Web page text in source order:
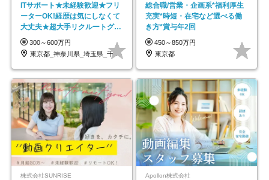
ITサポート★未経験歓迎★フリ
ーターOK!経歴は気にしなくて
大丈夫★超大手リクルートグル
ープの正社員/sg
300～600万円
東京都_神奈川県_埼玉県_千葉県_大阪府…
総合職/営業・企画系*福利厚生
充実*時短・在宅など選べる働
き方*賞与年2回
450～850万円
東京都
株式会社SUNRISE Apollon株式会社